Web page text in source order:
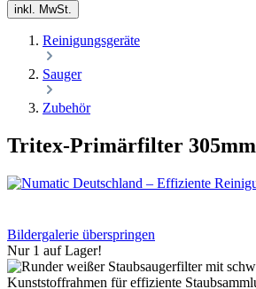
inkl. MwSt.
Reinigungsgeräte
Sauger
Zubehör
Tritex-Primärfilter 305mm
Bildergalerie überspringen
Nur 1 auf Lager!